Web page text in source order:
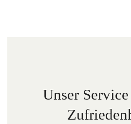
Unser